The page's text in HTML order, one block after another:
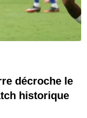
décroche le
historique